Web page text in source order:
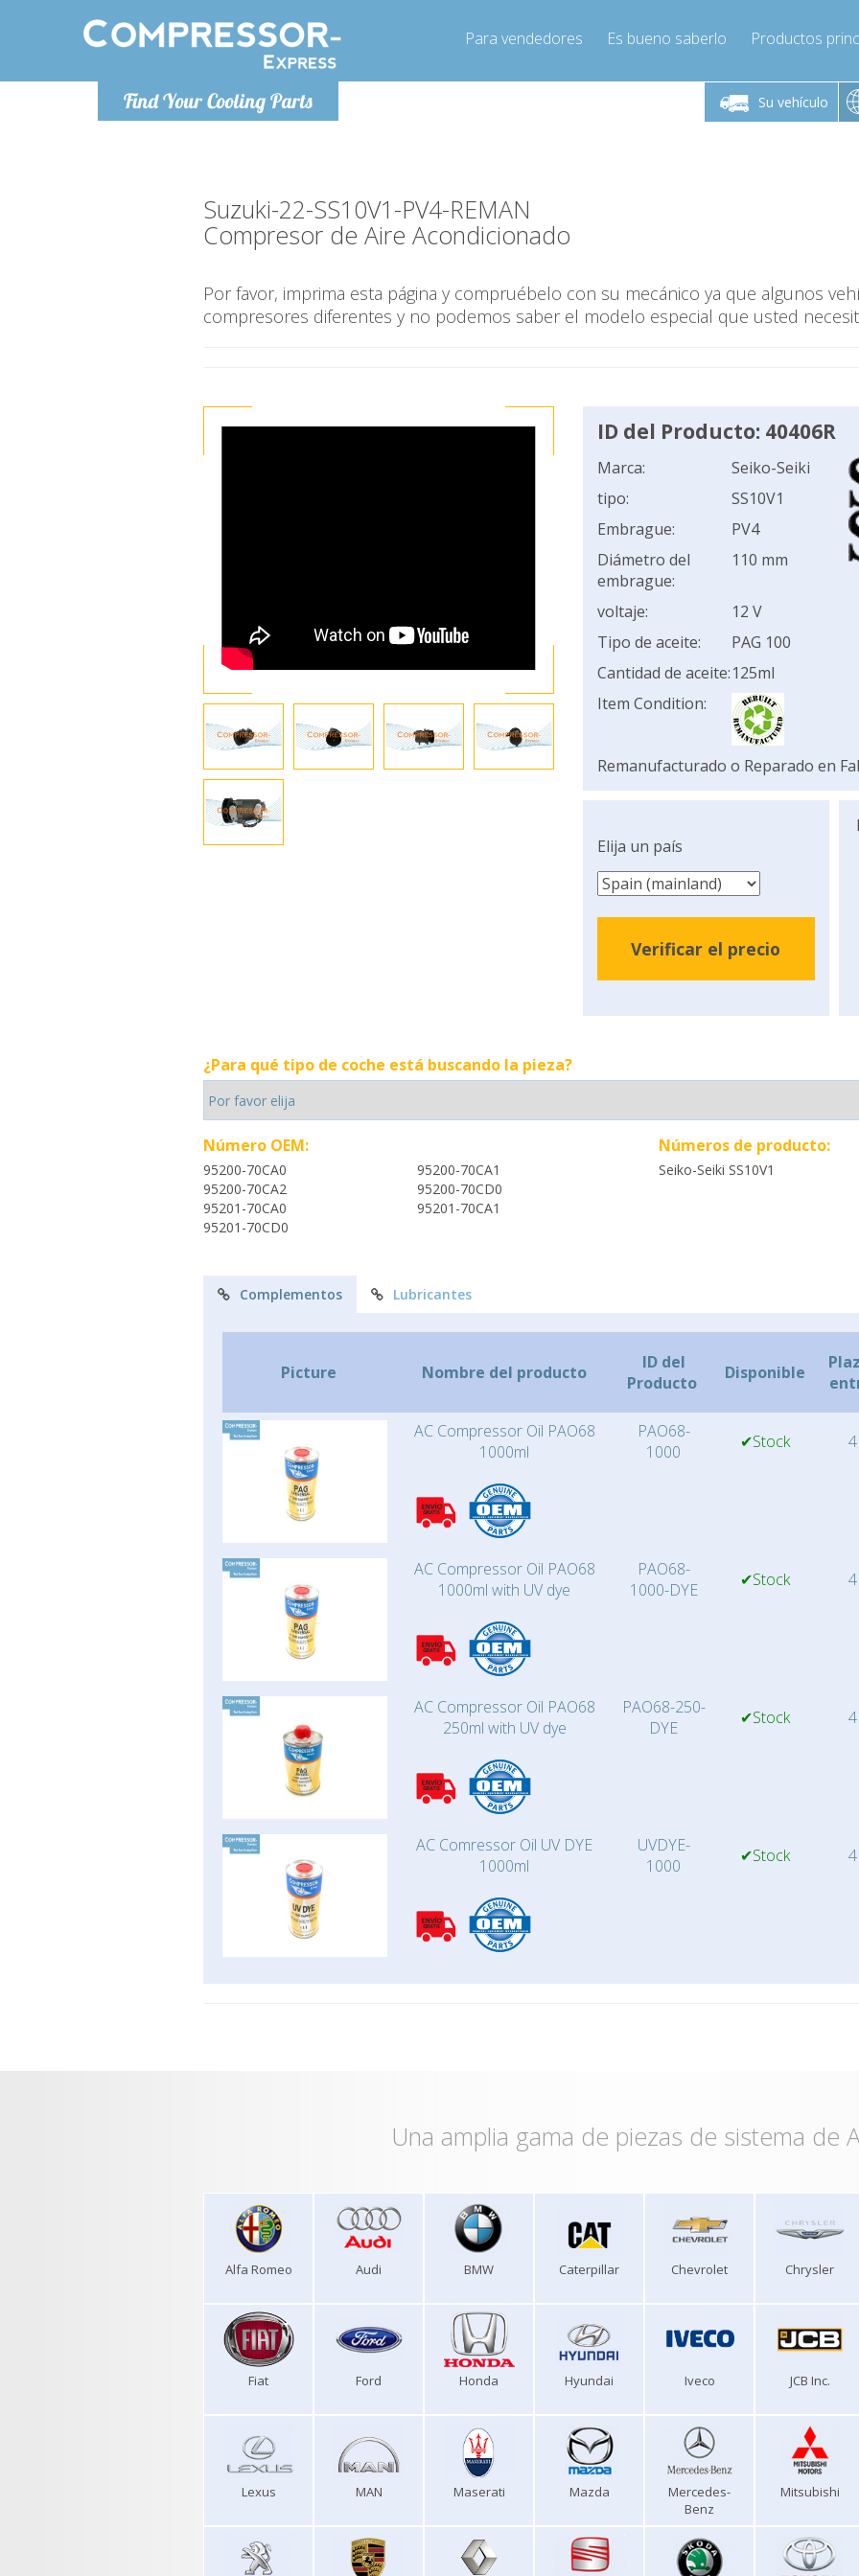
Find Your Cooling Parts
Para vendedores Es bueno saberlo Productos
Su vehículo
De lunes a viernes de 9:00 a De lunes a viernes de 9:00 a
16:00
Info@compressor-express.es
De lunes a
Suzuki-22-SS10V1-PV4-REMAN
Compresor de Aire Acondicionado
Por favor, imprima esta página y compruébelo con su mecánico ya que algunos
compresores diferentes y no podemos saber el modelo especial que usted
ID del Producto: 40406R
Marca:
Seiko-Seiki
tipo:
SS10V1
Embrague:
PV4
Diámetro del
embrague:
110 mm
voltaje:
12 V
Tipo de aceite:
PAG 100
Cantidad de aceite:125ml
Item Condition:
Remanufacturado o Reparado en
Elija un país
Verificar el precio
¿Para qué tipo de coche está buscando la pieza?
Número OEM:
95200-70CA0
95200-70CA1
95200-70CA2
95200-70CD0
95201-70CA0
95201-70CA1
95201-70CD0
Números de producto:
Seiko-Seiki SS10V1
Complementos Lubricantes
Picture Nombre del producto
ID del
Producto
Disponible
AC Compressor Oil PAO68
1000ml
PAO68-
1000
✔Stock
AC Compressor Oil PAO68
1000ml with UV dye
PAO68-
1000-DYE
✔Stock
AC Compressor Oil PAO68
250ml with UV dye
PAO68-250-
DYE
✔Stock
AC Comressor Oil UV DYE
1000ml
UVDYE-
1000
✔Stock
Una amplia gama de piezas de sistema de
Alfa Romeo Audi BMW Caterpillar Chevrolet Chrysler
Fiat Ford Honda Hyundai Iveco JCB Inc.
Lexus MAN Maserati Mazda
Mercedes-
Benz
Mitsubishi